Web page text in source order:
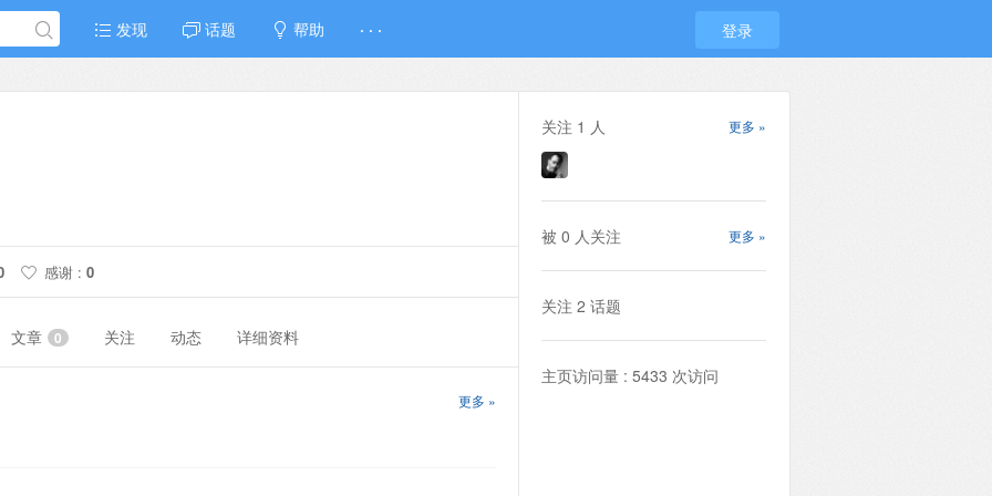
发现 话题 帮助 · · · 登录
感谢 : 0
文章 0 关注 动态 详细资料
更多 »
更多 »
关注 1 人
更多 »
被 0 人关注
关注 2 话题
主页访问量 : 5433 次访问